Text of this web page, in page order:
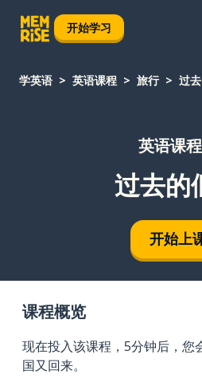
开始学习
学英语 英语课程 旅行 过
英语课程
过去的
开始上
课程概览
现在投入该课程，5分钟后，您
国又回来。